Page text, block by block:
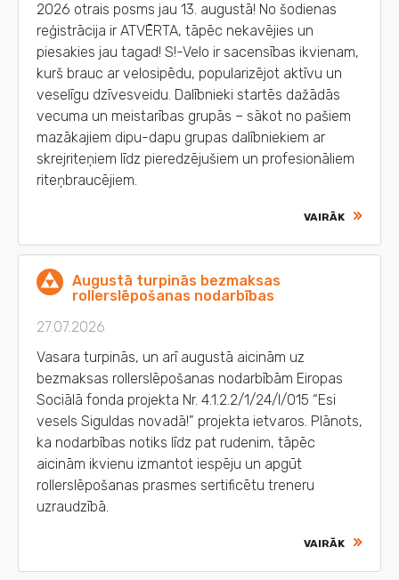
2026 otrais posms jau 13. augustā! No šodienas
reģistrācija ir ATVĒRTA, tāpēc nekavējies un
piesakies jau tagad! S!-Velo ir sacensības ikvienam,
kurš brauc ar velosipēdu, popularizējot aktīvu un
veselīgu dzīvesveidu. Dalībnieki startēs dažādās
vecuma un meistarības grupās – sākot no pašiem
mazākajiem dipu-dapu grupas dalībniekiem ar
skrejriteņiem līdz pieredzējušiem un profesionāliem
riteņbraucējiem.
VAIRĀK
Augustā turpinās bezmaksas
rollerslēpošanas nodarbības
27.07.2026
Vasara turpinās, un arī augustā aicinām uz
bezmaksas rollerslēpošanas nodarbībām Eiropas
Sociālā fonda projekta Nr. 4.1.2.2/1/24/I/015 “Esi
vesels Siguldas novadā!” projekta ietvaros. Plānots,
ka nodarbības notiks līdz pat rudenim, tāpēc
aicinām ikvienu izmantot iespēju un apgūt
rollerslēpošanas prasmes sertificētu treneru
uzraudzībā.
VAIRĀK